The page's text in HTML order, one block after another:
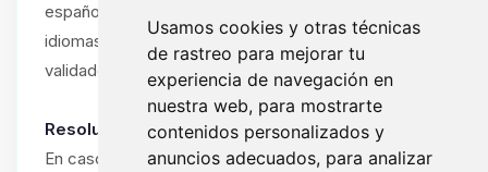
Usamos cookies y otras técnicas
de rastreo para mejorar tu
experiencia de navegación en
nuestra web, para mostrarte
contenidos personalizados y
anuncios adecuados, para analizar
español). Si el Cliente ha utilizado el sitio en varios
idiomas, prevalecerá el idioma del último pedido
validado.
Resolución amistosa obligatoria:
En caso de disputa entre el Cliente y ByteLogic